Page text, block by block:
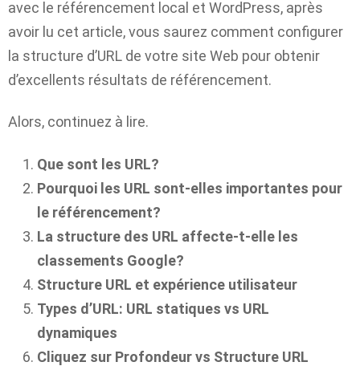
avec le référencement local et WordPress, après
avoir lu cet article, vous saurez comment configurer
la structure d’URL de votre site Web pour obtenir
d’excellents résultats de référencement.
Alors, continuez à lire.
Que sont les URL?
Pourquoi les URL sont-elles importantes pour
le référencement?
La structure des URL affecte-t-elle les
classements Google?
Structure URL et expérience utilisateur
Types d’URL: URL statiques vs URL
dynamiques
Cliquez sur Profondeur vs Structure URL